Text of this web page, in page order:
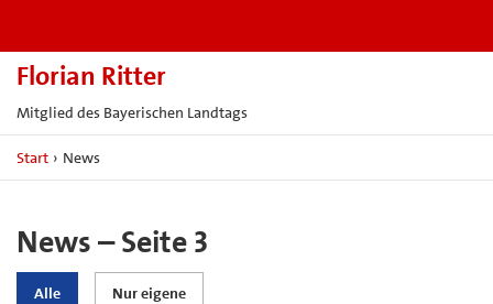
Florian Ritter
Mitglied des Bayerischen Landtags
Start › News
News – Seite 3
Alle Nur eigene